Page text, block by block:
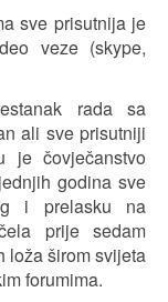
sve prisutnija je
veze (skype,
rada sa
ali sve prisutniji
je čovječanstvo
godina sve
i prelasku na
prije sedam
loža širom svijeta
forumima.